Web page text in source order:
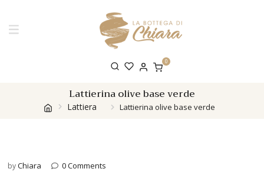
0
Lattierina olive base verde
Lattiera Lattierina olive base verde
byChiara 0 Comments